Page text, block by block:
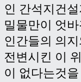
인 간석지건
밀물만이 엇
인간들의 의
전변시킨 이
이 없다는것